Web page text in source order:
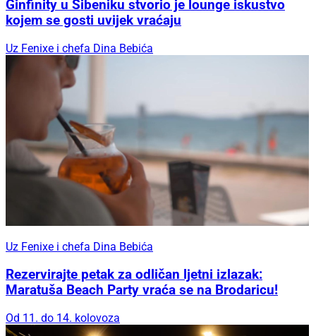
Ginfinity u Šibeniku stvorio je lounge iskustvo
kojem se gosti uvijek vraćaju
Uz Fenixe i chefa Dina Bebića
Uz Fenixe i chefa Dina Bebića
Rezervirajte petak za odličan ljetni izlazak:
Maratuša Beach Party vraća se na Brodaricu!
Od 11. do 14. kolovoza